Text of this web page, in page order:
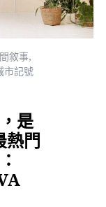
敘事,
記號
是
門